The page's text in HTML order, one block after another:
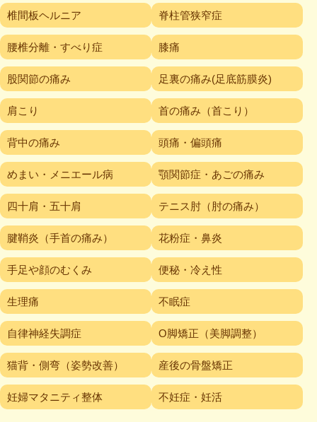
椎間板ヘルニア 脊柱管狭窄症
腰椎分離・すべり症 膝痛
股関節の痛み 足裏の痛み(足底筋膜炎)
肩こり 首の痛み（首こり）
背中の痛み 頭痛・偏頭痛
めまい・メニエール病 顎関節症・あごの痛み
四十肩・五十肩 テニス肘（肘の痛み）
腱鞘炎（手首の痛み） 花粉症・鼻炎
手足や顔のむくみ 便秘・冷え性
生理痛 不眠症
自律神経失調症 O脚矯正（美脚調整）
猫背・側弯（姿勢改善） 産後の骨盤矯正
妊婦マタニティ整体 不妊症・妊活